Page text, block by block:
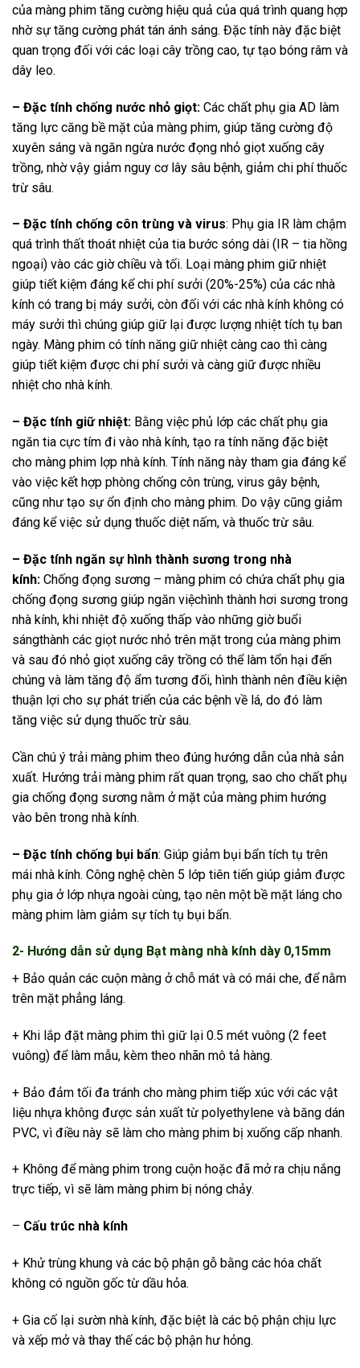
của màng phim tăng cường hiệu quả của quá trình quang hợp
nhờ sự tăng cường phát tán ánh sáng. Đặc tính này đặc biệt
quan trọng đối với các loại cây trồng cao, tự tạo bóng râm và
dây leo.
– Đặc tính chống nước nhỏ giọt: Các chất phụ gia AD làm
tăng lực căng bề mặt của màng phim, giúp tăng cường độ
xuyên sáng và ngăn ngừa nước đọng nhỏ giọt xuống cây
trồng, nhờ vậy giảm nguy cơ lây sâu bệnh, giảm chi phí thuốc
trừ sâu.
– Đặc tính chống côn trùng và virus: Phụ gia IR làm chậm
quá trình thất thoát nhiệt của tia bước sóng dài (IR – tia hồng
ngoại) vào các giờ chiều và tối. Loại màng phim giữ nhiệt
giúp tiết kiệm đáng kể chi phí sưởi (20%-25%) của các nhà
kính có trang bị máy sưởi, còn đối với các nhà kính không có
máy sưởi thì chúng giúp giữ lại được lượng nhiệt tích tụ ban
ngày. Màng phim có tính năng giữ nhiệt càng cao thì càng
giúp tiết kiệm được chi phí sưởi và càng giữ được nhiều
nhiệt cho nhà kính.
– Đặc tính giữ nhiệt: Bằng việc phủ lớp các chất phụ gia
ngăn tia cực tím đi vào nhà kính, tạo ra tính năng đặc biệt
cho màng phim lợp nhà kính. Tính năng này tham gia đáng kể
vào việc kết hợp phòng chống côn trùng, virus gây bệnh,
cũng như tạo sự ổn định cho màng phim. Do vậy cũng giảm
đáng kể việc sử dụng thuốc diệt nấm, và thuốc trừ sâu.
– Đặc tính ngăn sự hình thành sương trong nhà
kính: Chống đọng sương – màng phim có chứa chất phụ gia
chống đọng sương giúp ngăn việchình thành hơi sương trong
nhà kính, khi nhiệt độ xuống thấp vào những giờ buổi
sángthành các giọt nước nhỏ trên mặt trong của màng phim
và sau đó nhỏ giọt xuống cây trồng có thể làm tổn hại đến
chúng và làm tăng độ ẩm tương đối, hình thành nên điều kiện
thuận lợi cho sự phát triển của các bệnh về lá, do đó làm
tăng việc sử dụng thuốc trừ sâu.
Cần chú ý trải màng phim theo đúng hướng dẫn của nhà sản
xuất. Hướng trải màng phim rất quan trọng, sao cho chất phụ
gia chống đọng sương nằm ở mặt của màng phim hướng
vào bên trong nhà kính.
– Đặc tính chống bụi bẩn: Giúp giảm bụi bẩn tích tụ trên
mái nhà kính. Công nghệ chèn 5 lớp tiên tiến giúp giảm được
phụ gia ở lớp nhựa ngoài cùng, tạo nên một bề mặt láng cho
màng phim làm giảm sự tích tụ bụi bẩn.
2- Hướng dẫn sử dụng Bạt màng nhà kính dày 0,15mm
+ Bảo quản các cuộn màng ở chỗ mát và có mái che, để nằm
trên mặt phẳng láng.
+ Khi lắp đặt màng phim thì giữ lại 0.5 mét vuông (2 feet
vuông) để làm mẫu, kèm theo nhãn mô tả hàng.
+ Bảo đảm tối đa tránh cho màng phim tiếp xúc với các vật
liệu nhựa không được sản xuất từ polyethylene và băng dán
PVC, vì điều này sẽ làm cho màng phim bị xuống cấp nhanh.
+ Không để màng phim trong cuộn hoặc đã mở ra chịu nắng
trực tiếp, vì sẽ làm màng phim bị nóng chảy.
– Cấu trúc nhà kính
+ Khử trùng khung và các bộ phận gỗ bằng các hóa chất
không có nguồn gốc từ dầu hỏa.
+ Gia cố lại sườn nhà kính, đặc biệt là các bộ phận chịu lực
và xếp mở và thay thế các bộ phận hư hỏng.